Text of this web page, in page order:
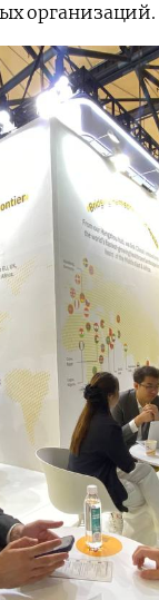
организаций.